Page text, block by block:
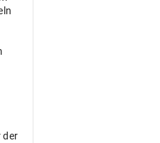
der